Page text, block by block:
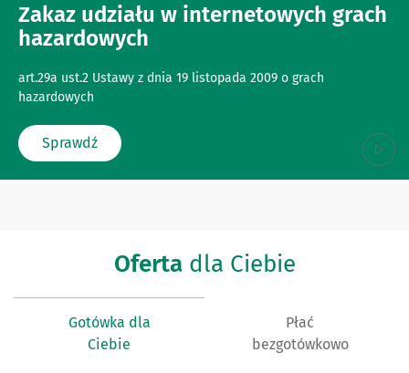
Zakaz udziału w internetowych grach
hazardowych
art.29a ust.2 Ustawy z dnia 19 listopada 2009 o grach
hazardowych
Sprawdź
Ofertadla Ciebie
Gotówka dla
Ciebie
Płać
bezgotówkowo